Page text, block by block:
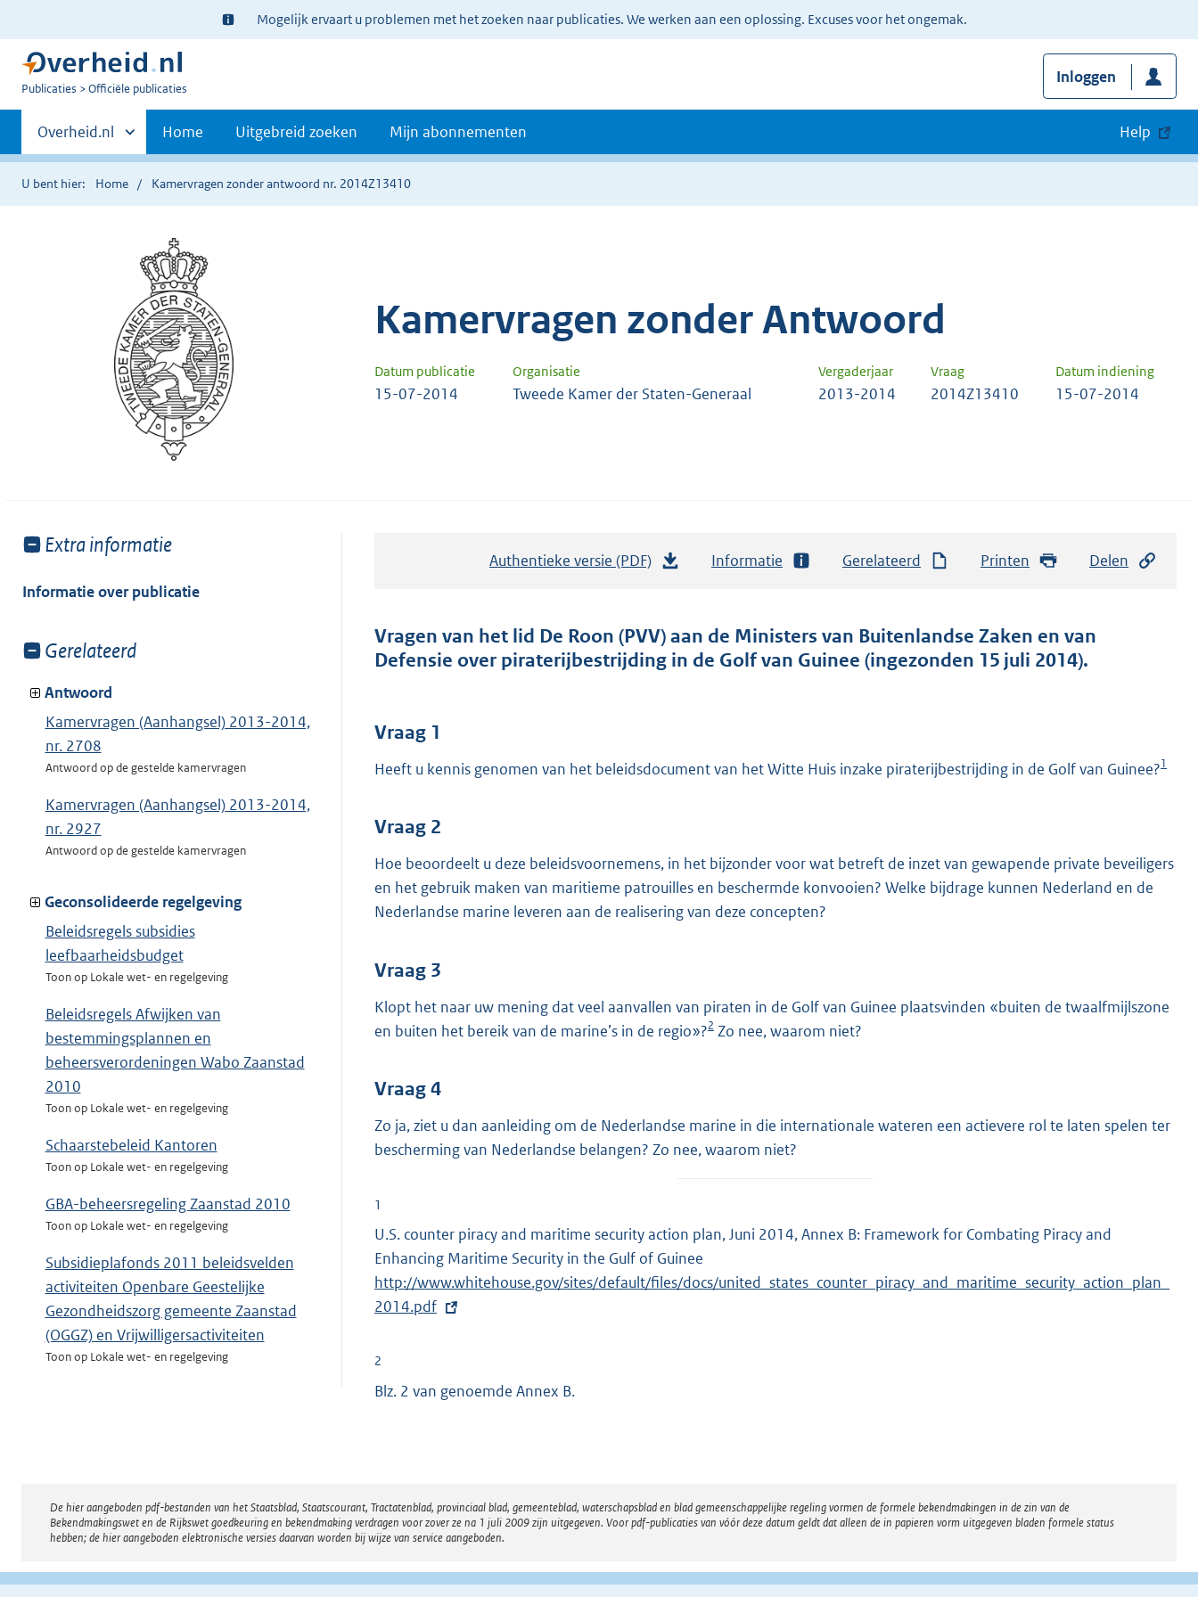
Ter
informatie:
Mogelijk ervaart u problemen met het zoeken naar publicaties. We werken aan een oplossing. Excuses voor het ongemak.
U
Publicaties Officiële publicaties
Inloggen
Primaire
navigatie
Andere
sites
binnen
Overheid.nl Home Uitgebreid zoeken Mijn abonnementen Help
U bent hier: Home Kamervragen zonder antwoord nr. 2014Z13410
Kamervragen zonder Antwoord
Datum publicatie Organisatie Vergaderjaar Vraag Datum indiening
15-07-2014 Tweede Kamer der Staten-Generaal 2013-2014 2014Z13410 15-07-2014
Toon
van:
Extra informatie
Informatie over publicatie
Toon
van:
Gerelateerd
Antwoord
Kamervragen (Aanhangsel) 2013-2014,
nr. 2708
Antwoord op de gestelde kamervragen
Kamervragen (Aanhangsel) 2013-2014,
nr. 2927
Antwoord op de gestelde kamervragen
Geconsolideerde regelgeving
Beleidsregels subsidies
leefbaarheidsbudget
Toon op Lokale wet- en regelgeving
Beleidsregels Afwijken van
bestemmingsplannen en
beheersverordeningen Wabo Zaanstad
2010
Toon op Lokale wet- en regelgeving
Schaarstebeleid Kantoren
Toon op Lokale wet- en regelgeving
GBA-beheersregeling Zaanstad 2010
Toon op Lokale wet- en regelgeving
Subsidieplafonds 2011 beleidsvelden
activiteiten Openbare Geestelijke
Gezondheidszorg gemeente Zaanstad
(OGGZ) en Vrijwilligersactiviteiten
Toon op Lokale wet- en regelgeving
Authentieke versie (PDF)
t
a
r
t
e
:
b
Informatie Gerelateerd Printen Delen
Vragen van het lid De Roon (PVV) aan de Ministers van Buitenlandse Zaken en van
Defensie over piraterijbestrijding in de Golf van Guinee (ingezonden 15 juli 2014).
Vraag 1
Heeft u kennis genomen van het beleidsdocument van het Witte Huis inzake piraterijbestrijding in de Golf van Guinee?1
Vraag 2
Hoe beoordeelt u deze beleidsvoornemens, in het bijzonder voor wat betreft de inzet van gewapende private beveiligers
en het gebruik maken van maritieme patrouilles en beschermde konvooien? Welke bijdrage kunnen Nederland en de
Nederlandse marine leveren aan de realisering van deze concepten?
Vraag 3
Klopt het naar uw mening dat veel aanvallen van piraten in de Golf van Guinee plaatsvinden «buiten de twaalfmijlszone
en buiten het bereik van de marine’s in de regio»?2 Zo nee, waarom niet?
Vraag 4
Zo ja, ziet u dan aanleiding om de Nederlandse marine in die internationale wateren een actievere rol te laten spelen ter
bescherming van Nederlandse belangen? Zo nee, waarom niet?
1
U.S. counter piracy and maritime security action plan, Juni 2014, Annex B: Framework for Combating Piracy and
Enhancing Maritime Security in the Gulf of Guinee
x
:
http://www.whitehouse.gov/sites/default/files/docs/united_states_counter_piracy_and_ maritime_security_action_plan_
2014.pdf
2
Blz. 2 van genoemde Annex B.
Disclaimer
De hier aangeboden pdf-bestanden van het Staatsblad, Staatscourant, Tractatenblad, provinciaal blad, gemeenteblad, waterschapsblad en blad gemeenschappelijke regeling vormen de formele bekendmakingen in de zin van de
Bekendmakingswet en de Rijkswet goedkeuring en bekendmaking verdragen voor zover ze na 1 juli 2009 zijn uitgegeven. Voor pdf-publicaties van vóór deze datum geldt dat alleen de in papieren vorm uitgegeven bladen formele status
hebben; de hier aangeboden elektronische versies daarvan worden bij wijze van service aangeboden.